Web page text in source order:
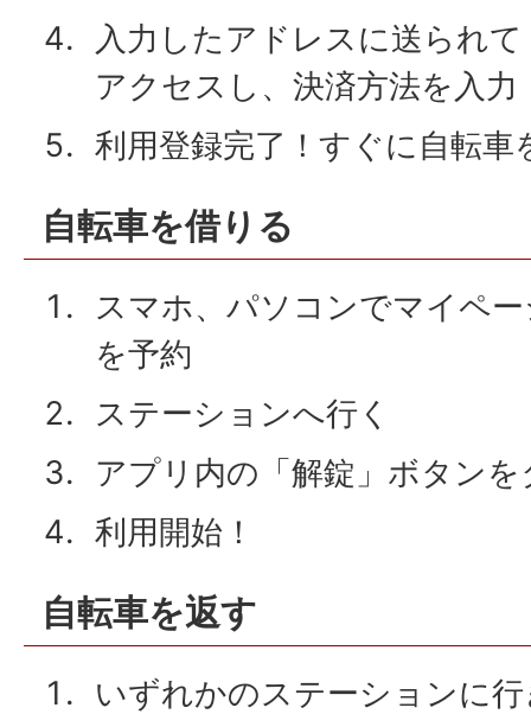
入力したアドレスに送られ
アクセスし、決済方法を入力
利用登録完了！すぐに自転車
自転車を借りる
スマホ、パソコンでマイペ
を予約
ステーションへ行く
アプリ内の「解錠」ボタンを
利用開始！
自転車を返す
いずれかのステーションに